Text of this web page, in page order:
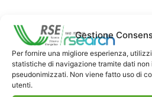
Gestione
Per fornire una migliore esperienza,
statistiche di navigazione tramite dati
pseudonimizzati. Non viene fatto uso di
utenti.
Commenti